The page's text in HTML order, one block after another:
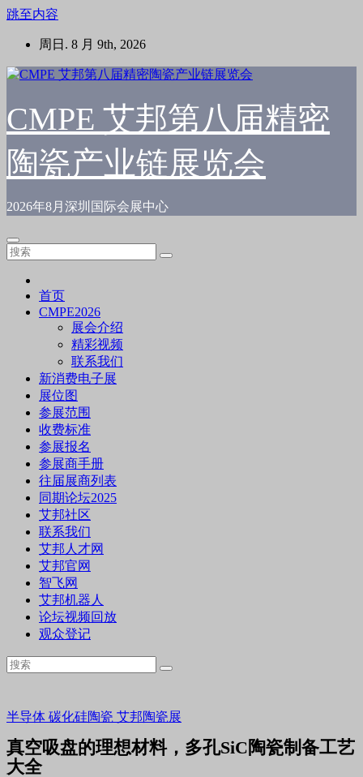
跳至内容
周日. 8 月 9th, 2026
CMPE 艾邦第八届精密
陶瓷产业链展览会
2026年8月深圳国际会展中心
首页
CMPE2026
展会介绍
精彩视频
联系我们
新消费电子展
展位图
参展范围
收费标准
参展报名
参展商手册
往届展商列表
同期论坛2025
艾邦社区
联系我们
艾邦人才网
艾邦官网
智飞网
艾邦机器人
论坛视频回放
观众登记
半导体 碳化硅陶瓷 艾邦陶瓷展
真空吸盘的理想材料，多孔SiC陶瓷制备工艺
大全